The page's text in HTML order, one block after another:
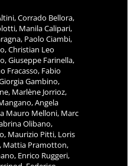
Corrado Bellora,
Manila Calipari,
Paolo Ciambi,
Christian Leo
Giuseppe Farinella,
Fracasso, Fabio
Gambino,
Marlène Jorrioz,
Angela
Mauro Melloni, Marc
Olibano,
Maurizio Pitti, Loris
Mattia Pramotton,
Enrico Ruggeri,